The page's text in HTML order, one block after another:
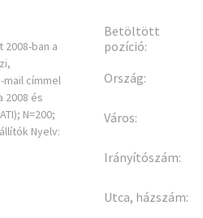
ban a
címmel
és
N=200;
Nyelv:
Betöltött
pozíció:
Ország:
Város:
Irányítószám:
Utca, házszám: